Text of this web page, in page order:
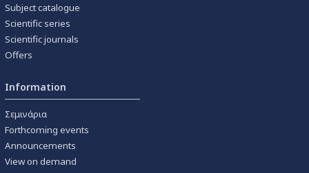
Subject catalogue
Scientific series
Scientific journals
Offers
Information
Σεμινάρια
Forthcoming events
Announcements
View on demand